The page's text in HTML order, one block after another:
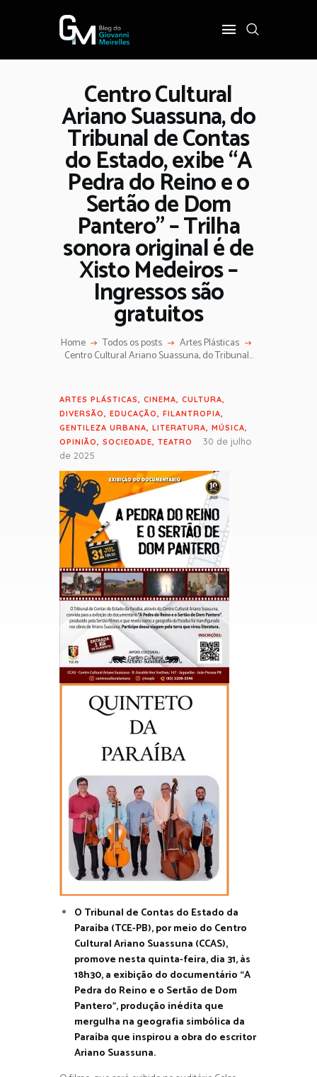
Centro Cultural
Ariano Suassuna, do
Tribunal de Contas
do Estado, exibe “A
Pedra do Reino e o
Sertão de Dom
Pantero” – Trilha
sonora original é de
Xisto Medeiros –
Ingressos são
gratuitos
Home Todos os posts Artes Plásticas
Centro Cultural Ariano Suassuna, do Tribunal...
INÍCIO
POLÍTICA
COTIDIANO
OPINIÃO
PODER
SOBRE
ARTES PLÁSTICAS, CINEMA, CULTURA,
DIVERSÃO, EDUCAÇÃO, FILANTROPIA,
GENTILEZA URBANA, LITERATURA, MÚSICA,
OPINIÃO, SOCIEDADE, TEATRO
30 de julho
de 2025
O Tribunal de Contas do Estado da
Paraíba (TCE-PB), por meio do Centro
Cultural Ariano Suassuna (CCAS),
promove nesta quinta-feira, dia 31, às
18h30, a exibição do documentário “A
Pedra do Reino e o Sertão de Dom
Pantero”, produção inédita que
mergulha na geografia simbólica da
Paraíba que inspirou a obra do escritor
Ariano Suassuna.